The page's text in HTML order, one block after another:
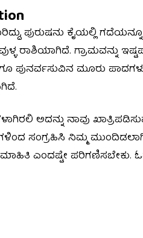
ಪುರುಷನು ಕೈಯಲ್ಲಿ ಗದೆಯನ್ನೂ
ರಾಶಿಯಾಗಿದೆ. ಗ್ರಾಮವನ್ನು
ಪುನರ್ವಸುವಿನ ಮೂರು
ಅದನ್ನು ನಾವು
ಸಂಗ್ರಹಿಸಿ ನಿಮ್ಮ
ಎಂದಷ್ಟೇ ಪರಿಗಣಿಸಬೇಕು.